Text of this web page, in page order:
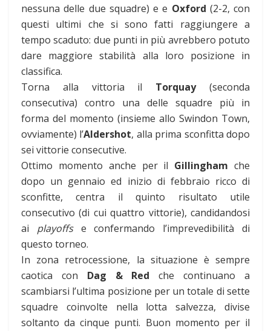
nessuna delle due squadre) e e Oxford (2-2, con
questi ultimi che si sono fatti raggiungere a
tempo scaduto: due punti in più avrebbero potuto
dare maggiore stabilità alla loro posizione in
classifica.
Torna alla vittoria il Torquay(seconda
consecutiva) contro una delle squadre più in
forma del momento (insieme allo Swindon Town,
ovviamente) l’Aldershot, alla prima sconfitta dopo
sei vittorie consecutive.
Ottimo momento anche per il Gillingham che
dopo un gennaio ed inizio di febbraio ricco di
sconfitte, centra il quinto risultato utile
consecutivo (di cui quattro vittorie), candidandosi
ai playoffse confermando l’imprevedibilità di
questo torneo.
In zona retrocessione, la situazione è sempre
caotica con Dag & Red che continuano a
scambiarsi l’ultima posizione per un totale di sette
squadre coinvolte nella lotta salvezza, divise
soltanto da cinque punti. Buon momento per il